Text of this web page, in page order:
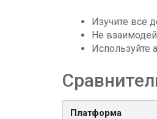
Изучите все
Не
Используйте
Платформа